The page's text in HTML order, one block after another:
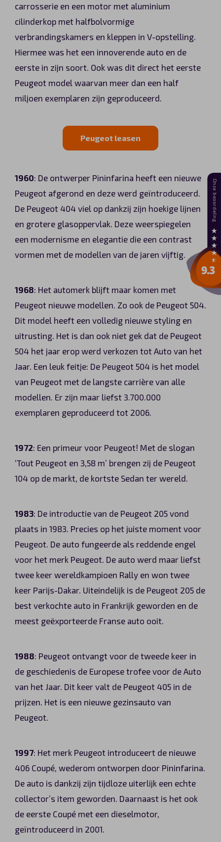
carrosserie en een motor met aluminium
cilinderkop met halfbolvormige
verbrandingskamers en kleppen in V-opstelling.
Hiermee was het een innoverende auto en de
eerste in zijn soort. Ook was dit direct het eerste
Peugeot model waarvan meer dan een half
miljoen exemplaren zijn geproduceerd.
Peugeot leasen
1960: De ontwerper Pininfarina heeft een nieuwe
Peugeot afgerond en deze werd geïntroduceerd.
De Peugeot 404 viel op dankzij zijn hoekige lijnen
en grotere glasoppervlak. Deze weerspiegelen
een modernisme en elegantie die een contrast
vormen met de modellen van de jaren vijftig.
1968: Het automerk blijft maar komen met
Peugeot nieuwe modellen. Zo ook de Peugeot 504.
Dit model heeft een volledig nieuwe styling en
uitrusting. Het is dan ook niet gek dat de Peugeot
504 het jaar erop werd verkozen tot Auto van het
Jaar. Een leuk feitje: De Peugeot 504 is het model
van Peugeot met de langste carrière van alle
modellen. Er zijn maar liefst 3.700.000
exemplaren geproduceerd tot 2006.
1972: Een primeur voor Peugeot! Met de slogan
‘Tout Peugeot en 3,58 m’ brengen zij de Peugeot
104 op de markt, de kortste Sedan ter wereld.
1983: De introductie van de Peugeot 205 vond
plaats in 1983. Precies op het juiste moment voor
Peugeot. De auto fungeerde als reddende engel
voor het merk Peugeot. De auto werd maar liefst
twee keer wereldkampioen Rally en won twee
keer Parijs-Dakar. Uiteindelijk is de Peugeot 205 de
best verkochte auto in Frankrijk geworden en de
meest geëxporteerde Franse auto ooit.
1988: Peugeot ontvangt voor de tweede keer in
de geschiedenis de Europese trofee voor de Auto
van het Jaar. Dit keer valt de Peugeot 405 in de
prijzen. Het is een nieuwe gezinsauto van
Peugeot.
1997: Het merk Peugeot introduceert de nieuwe
406 Coupé, wederom ontworpen door Pininfarina.
De auto is dankzij zijn tijdloze uiterlijk een echte
collector’s item geworden. Daarnaast is het ook
de eerste Coupé met een dieselmotor,
geïntroduceerd in 2001.